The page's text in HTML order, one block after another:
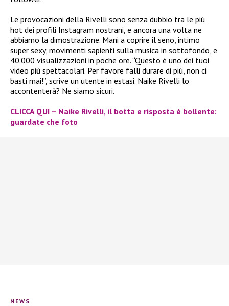
Le provocazioni della Rivelli sono senza dubbio tra le più
hot dei profili Instagram nostrani, e ancora una volta ne
abbiamo la dimostrazione. Mani a coprire il seno, intimo
super sexy, movimenti sapienti sulla musica in sottofondo, e
40.000 visualizzazioni in poche ore. “Questo è uno dei tuoi
video più spettacolari. Per favore falli durare di più, non ci
basti mai!”, scrive un utente in estasi. Naike Rivelli lo
accontenterà? Ne siamo sicuri.
CLICCA QUI – Naike Rivelli, il botta e risposta è bollente:
guardate che foto
NEWS